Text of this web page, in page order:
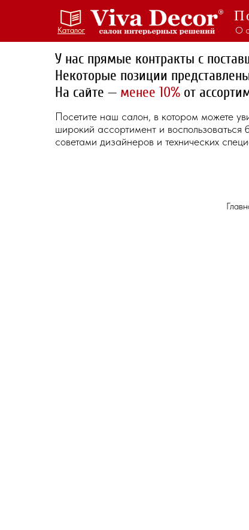
Каталог
Каталог О
У нас прямые контракты с
Некоторые позиции
На сайте — менее 10% от
Посетите наш салон, в котором можете
широкий ассортимент и воспользоваться
советами дизайнеров и технических